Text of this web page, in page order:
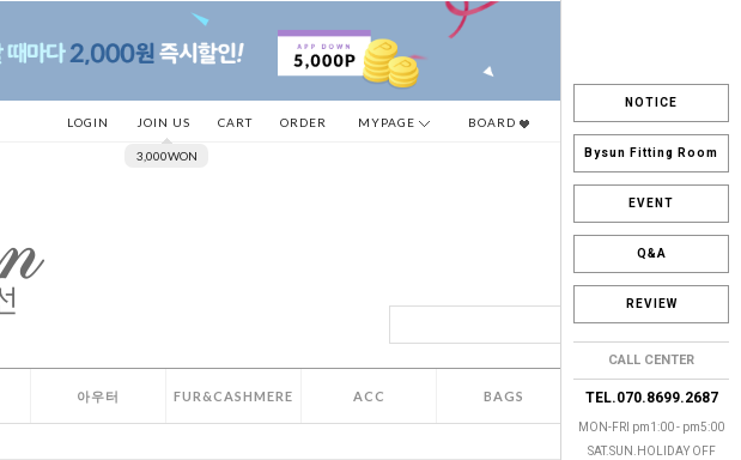
NOTICE
Bysun Fitting Room
EVENT
Q&A
REVIEW
CALL CENTER
TEL.070.8699.2687
MON-FRI pm1:00 - pm5:00
SAT.SUN.HOLIDAY OFF
LOGIN JOIN US
3,000WON
CART ORDER MYPAGE BOARD
아우터 FUR&CASHMERE ACC BAGS SALE